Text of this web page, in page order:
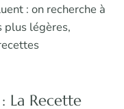
: on recherche à
plus légères,
La Recette